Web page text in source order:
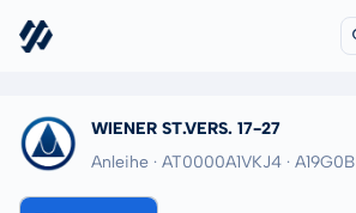
WIENER ST.VERS. 17-27
Anleihe · AT0000A1VKJ4 · A19G0B